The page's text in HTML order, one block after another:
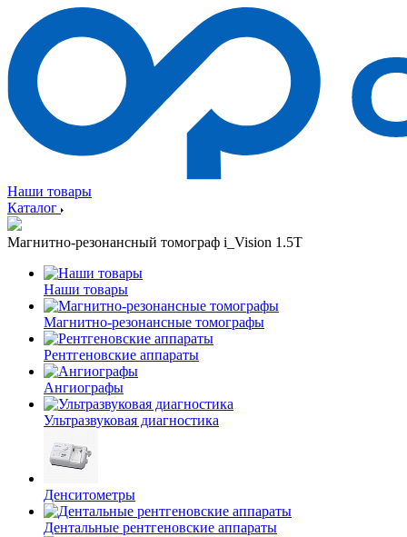
Наши товары
Каталог
Магнитно-резонансный томограф i_Vision 1.5T
Наши товары
Магнитно-резонансные томографы
Рентгеновские аппараты
Ангиографы
Ультразвуковая диагностика
Денситометры
Дентальные рентгеновские аппараты